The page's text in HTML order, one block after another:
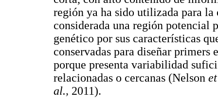
región ya ha sido utilizada para
considerada una región potencial
genético por sus características
conservadas para diseñar
porque presenta variabilidad
relacionadas o cercanas (Nelson
al., 2011).